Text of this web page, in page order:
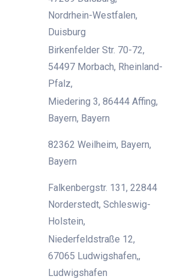
Nordrhein-Westfalen,
Duisburg
Birkenfelder Str. 70-72,
54497 Morbach, Rheinland-
Pfalz,
Miedering 3, 86444 Affing,
Bayern, Bayern
82362 Weilheim, Bayern,
Bayern
Falkenbergstr. 131, 22844
Norderstedt, Schleswig-
Holstein,
Niederfeldstraße 12,
67065 Ludwigshafen,,
Ludwigshafen